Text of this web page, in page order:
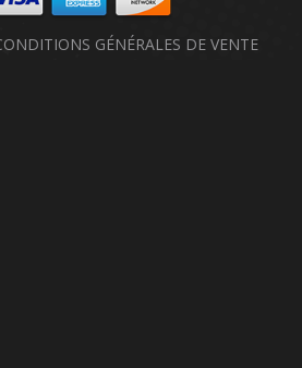
GÉNÉRALES DE VENTE